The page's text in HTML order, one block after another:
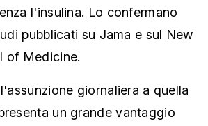
l'insulina. Lo confermano
pubblicati su Jama e sul New
of Medicine.
giornaliera a quella
un grande vantaggio